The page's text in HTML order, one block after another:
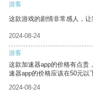
游客
这款游戏的剧情非常感人，让
2024-08-24
游客
这款加速器app的价格有点贵
速器app的价格应该在50元以
2024-08-24